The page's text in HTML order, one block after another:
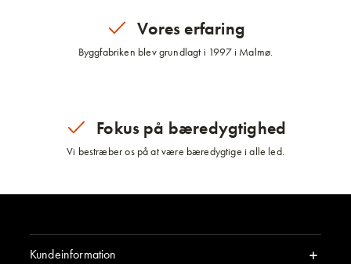
Vores erfaring
Byggfabriken blev grundlagt i 1997 i Malmø.
Fokus på bæredygtighed
Vi bestræber os på at være bæredygtige i alle led.
Kundeinformation